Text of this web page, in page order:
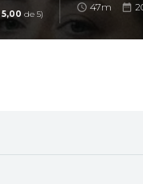
5,00 de 5)
47m